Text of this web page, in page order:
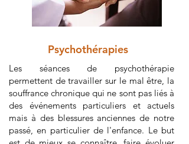
Psychothérapies
Les séances de psychothérapie
permettent de travailler sur le mal être, la
souffrance chronique qui ne sont pas liés à
des événements particuliers et actuels
mais à des blessures anciennes de notre
passé, en particulier de l'enfance. Le but